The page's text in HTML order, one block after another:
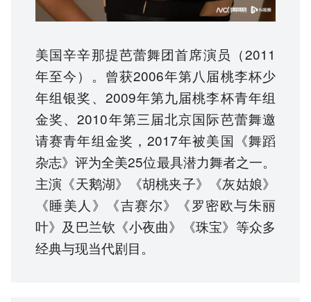
美国辛辛那提芭蕾舞团首席演员（2011
年至今）。曾获2006年第八届桃李杯少
年组银奖、2009年第九届桃李杯青年组
金奖、2010年第三届北京国际芭蕾舞邀
请赛青年组金奖，2017年被美国《舞蹈
杂志》评为全美25位最具潜力舞者之一。
主演《天鹅湖》《胡桃夹子》《灰姑娘》
《睡美人》《吉赛尔》《罗密欧与朱丽
叶》及巴兰钦《小夜曲》《珠宝》等众多
经典与现当代剧目。